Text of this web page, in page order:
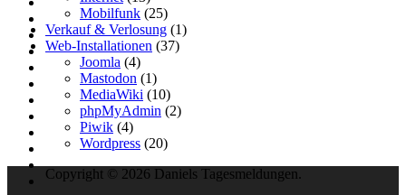
Mobilfunk (25)
Verkauf & Verlosung (1)
Web-Installationen (37)
Joomla (4)
Mastodon (1)
MediaWiki (10)
phpMyAdmin (2)
Piwik (4)
Wordpress (20)
Copyright © 2026 Daniels Tagesmeldungen.